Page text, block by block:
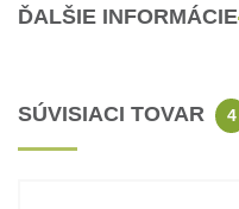
ĎALŠIE INFORMÁCIE
SÚVISIACI TOVAR 4